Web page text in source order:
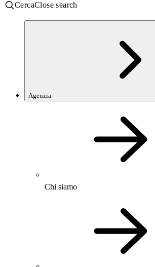
CercaClose search
Agenzia
Chi siamo